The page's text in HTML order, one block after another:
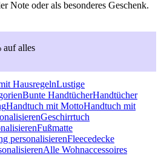
Note oder als besonderes Geschenk.
alles
HausregelnLustige
Bunte HandtücherHandtücher
Handtuch mit MottoHandtuch mit
Geschirrtuch
Fußmatte
personalisierenFleecedecke
Alle Wohnaccessoires